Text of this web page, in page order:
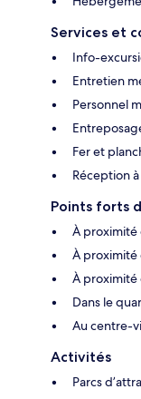
Services et
Info-
Entretien
Personnel
Fer et
Réception
Points forts
À proximité
À
À proximité
Dans le
Au centre-
Activités
Parcs